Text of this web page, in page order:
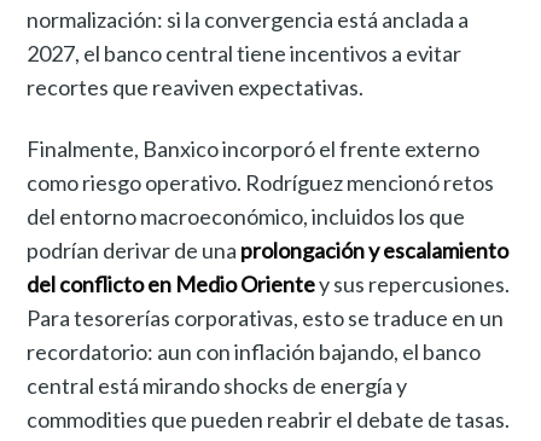
normalización: si la convergencia está anclada a
2027, el banco central tiene incentivos a evitar
recortes que reaviven expectativas.
Finalmente, Banxico incorporó el frente externo
como riesgo operativo. Rodríguez mencionó retos
del entorno macroeconómico, incluidos los que
podrían derivar de una prolongación y escalamiento
del conflicto en Medio Orientey sus repercusiones.
Para tesorerías corporativas, esto se traduce en un
recordatorio: aun con inflación bajando, el banco
central está mirando shocks de energía y
commodities que pueden reabrir el debate de tasas.